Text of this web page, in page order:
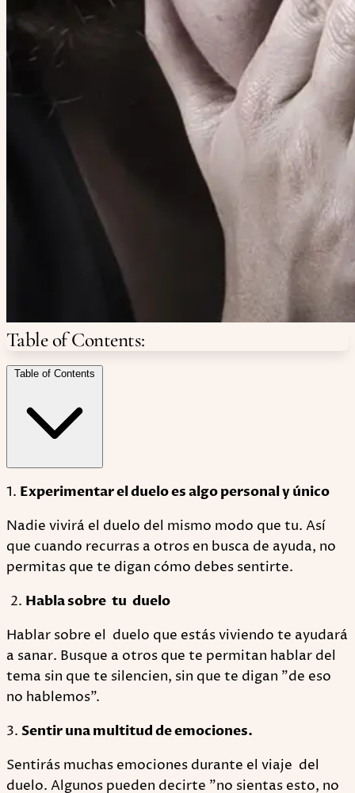
Table of Contents:
Table of Contents
1. Experimentar el duelo es algo personal y único
Nadie vivirá el duelo del mismo modo que tu. Así
que cuando recurras a otros en busca de ayuda, no
permitas que te digan cómo debes sentirte.
Habla sobre tu duelo
Hablar sobre el duelo que estás viviendo te ayudará
a sanar. Busque a otros que te permitan hablar del
tema sin que te silencien, sin que te digan "de eso
no hablemos".
3. Sentir una multitud de emociones.
Sentirás muchas emociones durante el viaje del
duelo. Algunos pueden decirte "no sientas esto, no